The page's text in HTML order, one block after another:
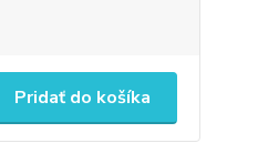
Pridať do košíka